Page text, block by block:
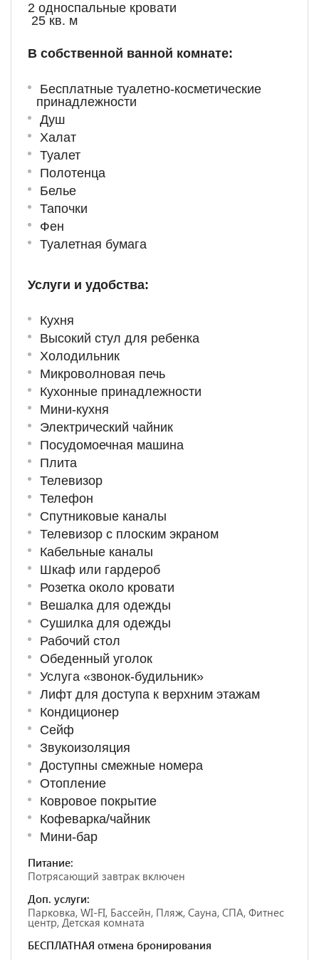
2 односпальные кровати
25 кв. м
В собственной ванной комнате:
Бесплатные туалетно-косметические
принадлежности
Душ
Халат
Туалет
Полотенца
Белье
Тапочки
Фен
Туалетная бумага
Услуги и удобства: ​
Кухня
Высокий стул для ребенка
Холодильник
Микроволновая печь
Кухонные принадлежности
Мини-кухня
Электрический чайник
Посудомоечная машина
Плита
Телевизор
Телефон
Спутниковые каналы
Телевизор с плоским экраном
Кабельные каналы
Шкаф или гардероб
Розетка около кровати
Вешалка для одежды
Сушилка для одежды
Рабочий стол
Обеденный уголок
Услуга «звонок-будильник»
Лифт для доступа к верхним этажам
Кондиционер
Сейф
Звукоизоляция
Доступны смежные номера
Отопление
Ковровое покрытие
Кофеварка/чайник
Мини-бар
Питание:
Потрясающий завтрак включен
Доп. услуги:
Парковка, WI-FI, Бассейн, Пляж, Сауна, СПА, Фитнес
центр, Детская комната
БЕСПЛАТНАЯ отмена бронирования